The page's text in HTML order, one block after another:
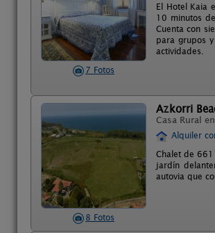
7 Fotos
El Hotel Kaia
10 minutos
Cuenta con
para grupos
actividades.
8 Fotos
Azkorri
Casa Rural en
Alquiler
Chalet de
jardín
autovia que